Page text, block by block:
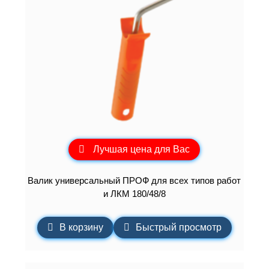
Лучшая цена для Вас
Валик универсальный ПРОФ для всех типов работ
и ЛКМ 180/48/8
В корзину Быстрый просмотр